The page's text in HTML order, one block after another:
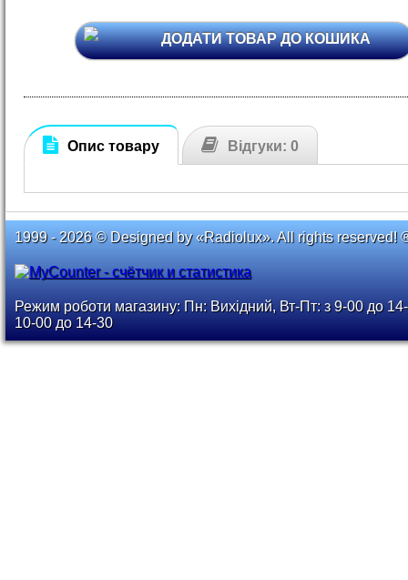
ДОДАТИ ТОВАР ДО КОШИКА
Опис товару Відгуки: 0
1999 - 2026 © Designed by «Radiolux». All rights reserved!
Режим роботи магазину: Пн: Вихідний, Вт-Пт: з 9-00 до
10-00 до 14-30